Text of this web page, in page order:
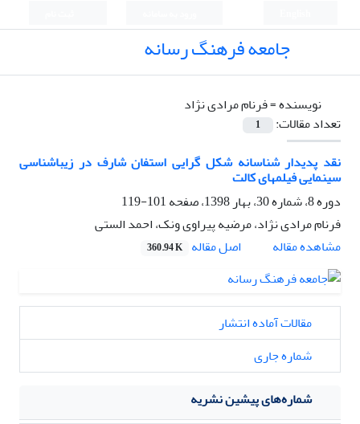
جامعه فرهنگ رسانه
نویسنده =فرنام مرادی نژاد
تعداد مقالات:
1
نقد پدیدار شناسانه شکل گرایی استفان شارف در زیباشناسی
سینمایی فیلمهای کالت
دوره 8، شماره 30، بهار 1398، صفحه
101-119
فرنام مرادی نژاد، مرضیه پیراوی ونک، احمد الستی
مشاهده مقاله
اصل مقاله 360.94 K
مقالات آماده انتشار
شماره جاری
شماره‌های پیشین نشریه